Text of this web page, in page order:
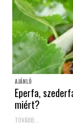
AJÁNLÓ
Eperfa,
miért?
TOVÁBB...